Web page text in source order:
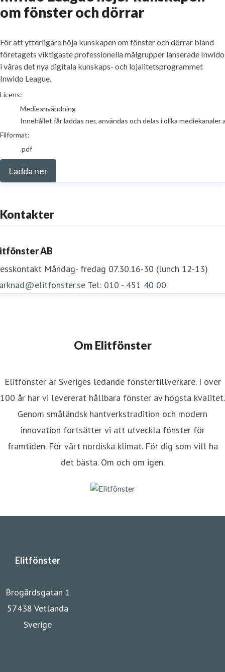
om fönster och dörrar
För att ytterligare höja kunskapen om fönster och dörrar bland
företagets viktigaste professionella målgrupper lanserade Inwido
i våras det nya digitala kunskaps- och lojalitetsprogrammet
Inwido League.
go to media item
Licens:
Medieanvändning
Innehållet får laddas ner, användas och delas i olika
Filformat:
.pdf
Ladda ner
Kontakter
AB
Måndag- fredag 07.30.16-30 (lunch 12-13)
Tel: 010 - 451 40 00
Om Elitfönster
Elitfönster är Sveriges ledande fönstertillverkare. I över
100 år har vi levererat hållbara fönster av högsta kvalitet.
Genom småländsk hantverkstradition och modern
innovation fortsätter vi att utveckla fönster för
framtiden. För vårt nordiska klimat. För dig som vill ha
det bästa. Om och om igen.
Elitfönster
Brogårdsgatan 1
57438 Vetlanda
Sverige